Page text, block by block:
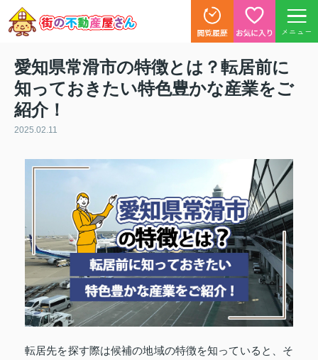
メニュー
愛知県常滑市の特徴とは？転居前に
知っておきたい特色豊かな産業をご
紹介！
2025.02.11
転居先を探す際は候補の地域の特徴を知っていると、そ